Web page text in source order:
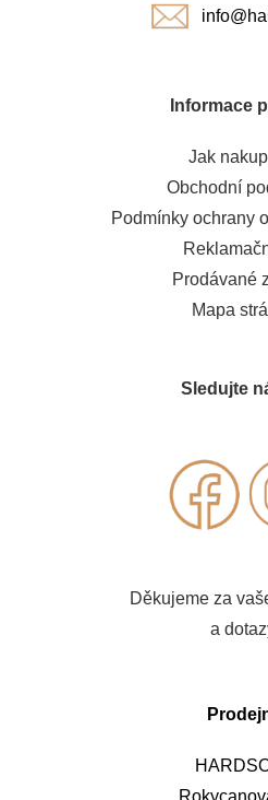
Informace
Jak
Obchodní
Podmínky ochrany
Prodávané
Mapa
Sledujte
Děkujeme za
a